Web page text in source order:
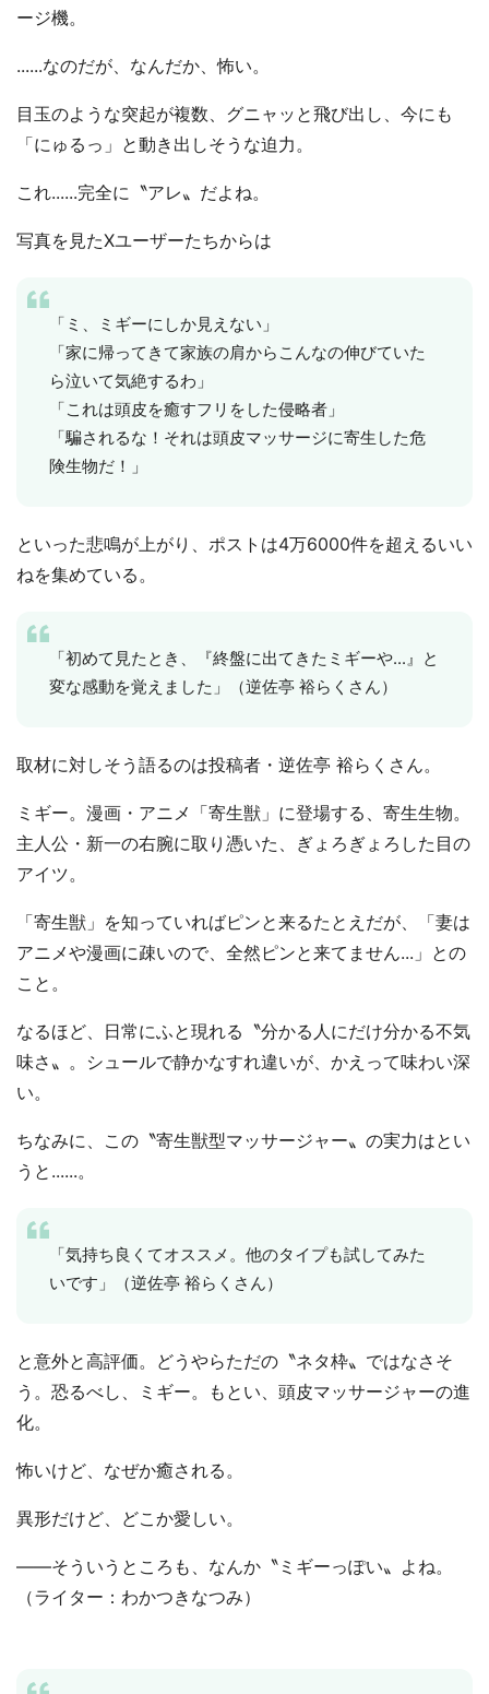
ージ機。
......なのだが、なんだか、怖い。
目玉のような突起が複数、グニャッと飛び出し、今にも
「にゅるっ」と動き出しそうな迫力。
これ......完全に〝アレ〟だよね。
写真を見たXユーザーたちからは
「ミ、ミギーにしか見えない」
「家に帰ってきて家族の肩からこんなの伸びていた
ら泣いて気絶するわ」
「これは頭皮を癒すフリをした侵略者」
「騙されるな！それは頭皮マッサージに寄生した危
険生物だ！」
といった悲鳴が上がり、ポストは4万6000件を超えるいい
ねを集めている。
「初めて見たとき、『終盤に出てきたミギーや...』と
変な感動を覚えました」（逆佐亭 裕らくさん）
取材に対しそう語るのは投稿者・逆佐亭 裕らくさん。
ミギー。漫画・アニメ「寄生獣」に登場する、寄生生物。
主人公・新一の右腕に取り憑いた、ぎょろぎょろした目の
アイツ。
「寄生獣」を知っていればピンと来るたとえだが、「妻は
アニメや漫画に疎いので、全然ピンと来てません...」との
こと。
なるほど、日常にふと現れる〝分かる人にだけ分かる不気
味さ〟。シュールで静かなすれ違いが、かえって味わい深
い。
ちなみに、この〝寄生獣型マッサージャー〟の実力はとい
うと......。
「気持ち良くてオススメ。他のタイプも試してみた
いです」（逆佐亭 裕らくさん）
と意外と高評価。どうやらただの〝ネタ枠〟ではなさそ
う。恐るべし、ミギー。もとい、頭皮マッサージャーの進
化。
怖いけど、なぜか癒される。
異形だけど、どこか愛しい。
――そういうところも、なんか〝ミギーっぽい〟よね。
（ライター：わかつきなつみ）